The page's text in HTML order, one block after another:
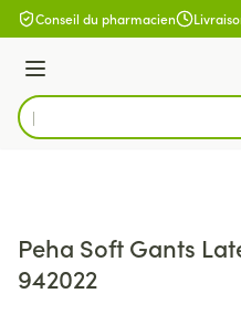
Aller au contenu
Conseil du pharmacien
Menu
Rechercher
Peha Soft Gants
942022